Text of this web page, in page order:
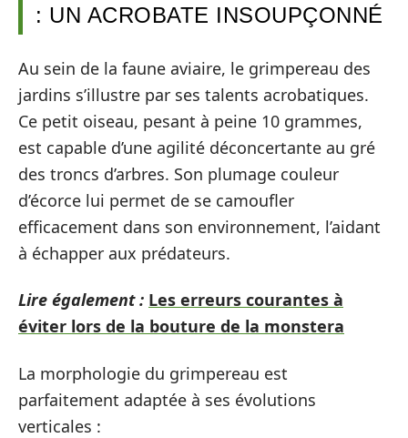
: UN ACROBATE INSOUPÇONNÉ
Au sein de la faune aviaire, le grimpereau des
jardins s’illustre par ses talents acrobatiques.
Ce petit oiseau, pesant à peine 10 grammes,
est capable d’une agilité déconcertante au gré
des troncs d’arbres. Son plumage couleur
d’écorce lui permet de se camoufler
efficacement dans son environnement, l’aidant
à échapper aux prédateurs.
Lire également : Les erreurs courantes à
éviter lors de la bouture de la monstera
La morphologie du grimpereau est
parfaitement adaptée à ses évolutions
verticales :